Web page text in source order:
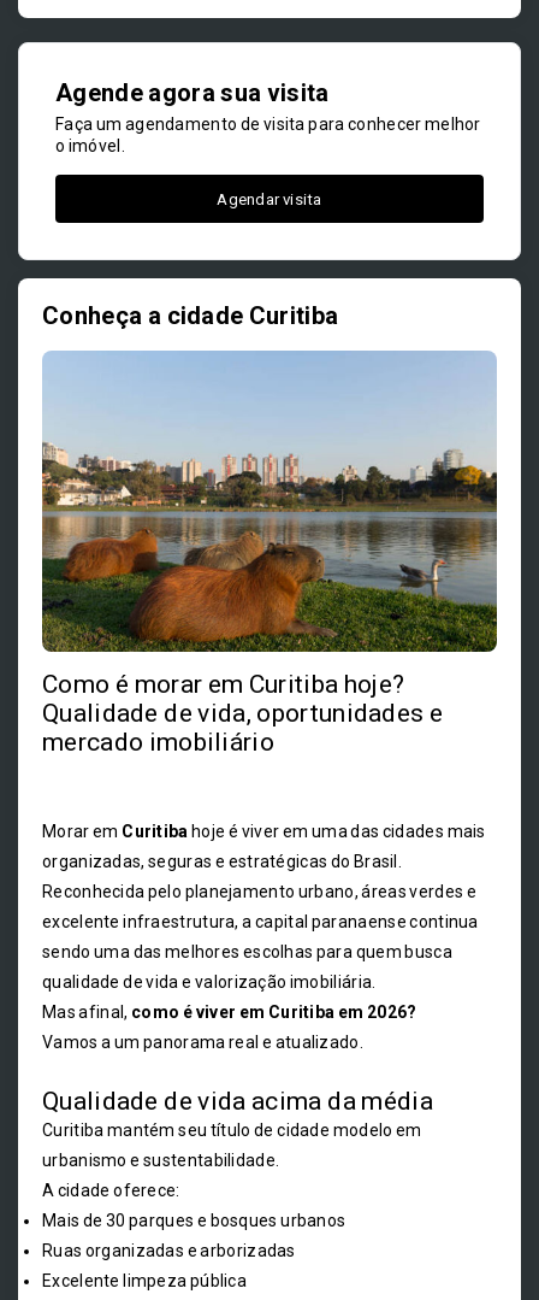
Agende agora sua visita
Faça um agendamento de visita para conhecer melhor
o imóvel.
Agendar visita
Conheça a cidade Curitiba
Como é morar em Curitiba hoje?
Qualidade de vida, oportunidades e
mercado imobiliário
Morar em Curitiba hoje é viver em uma das cidades mais
organizadas, seguras e estratégicas do Brasil.
Reconhecida pelo planejamento urbano, áreas verdes e
excelente infraestrutura, a capital paranaense continua
sendo uma das melhores escolhas para quem busca
qualidade de vida e valorização imobiliária.
Mas afinal, como é viver em Curitiba em 2026?
Vamos a um panorama real e atualizado.
Qualidade de vida acima da média
Curitiba mantém seu título de cidade modelo em
urbanismo e sustentabilidade.
A cidade oferece:
Mais de 30 parques e bosques urbanos
Ruas organizadas e arborizadas
Excelente limpeza pública